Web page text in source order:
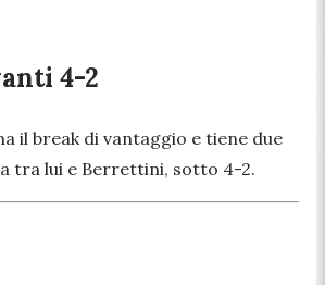
4-2
il break di vantaggio e tiene due
tra lui e Berrettini, sotto 4-2.